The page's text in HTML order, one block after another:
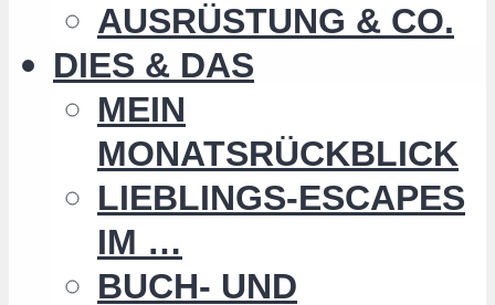
AUSRÜSTUNG & CO.
DIES & DAS
MEIN
MONATSRÜCKBLICK
LIEBLINGS-ESCAPES
IM …
BUCH- UND